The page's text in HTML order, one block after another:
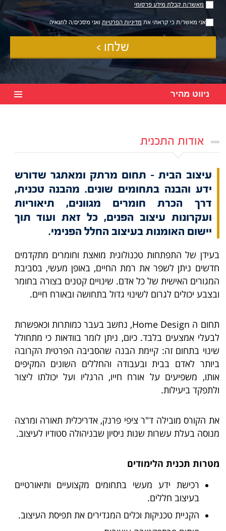
מאשר/ת
קבלת
מידע
פרסומי
מאשר/ת קבלת מידע פרסומי
אני מאשר/ת כי קראתי את מדיניות הפרטיות ואני מסכים/ה לתנאיה
שלחו >
ניווט מהיר
אודות התכנית
עיצוב הבית – תחום מרתק ומאתגר שדורש
ידע והבנה בתחומים שונים. מהבנה טכנית,
דרך הכרת חומרים מגוונים, תיאוריות
ועקרונות עיצוב הפנים, כל זאת ועוד תוך
יישום האומנות בעיצוב החלל הפנימי.
בעידן של התפתחות טכנולוגית מואצת וחומרים מתקדמים
חדשים ניתן לשפר את רמת החיים, באופן מעשי, בסביבת
המגורים האישית של כל אדם. שינויים קטנים בצורה בחומר
ובצבע יכולים לגרום לשינוי גדול בתחושה ובאורח חיים.
תחום ה Home Design, נחשב בעבר כמותרות וכאפשרות
לבעלי אמצעים בלבד. כיום, ניתן לומר בוודאות כי מתחולל
שינוי בתחום זה: קיימת הבנה שהסביבה הפרטית הקרובה
ביותר לאדם בבית ובעבודה והחללים השונים המקיפים
אותו, משפיעים על אורח חייו, הרגליו ועל יכולתו ליצור
ולתפקד ביעילות.
את הקורס מובילה ד"ר ציפי פרנק, אדריכלית תאורה ומרצה
מנוסה בעלת עשרות שנות ניסיון שבניהולה סטודיו לעיצוב.
מטרות תכנית הלימודים
רכישת ידע מעשי בתחומים מקצועיים ותיאורטיים
בעיצוב חללים.
הקניית טכניקות וכלים המגדירים את תפיסת העיצוב.